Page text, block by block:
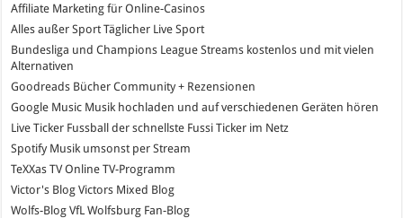
Affiliate Marketing für Online-Casinos
Alles außer SportTäglicher Live Sport
Bundesliga und Champions League Streams kostenlos und mit vielen
Alternativen
Goodreads Bücher Community + Rezensionen
Google Music Musik hochladen und auf verschiedenen Geräten hören
Live Ticker Fussball
der schnellste Fussi Ticker im Netz
SpotifyMusik umsonst per Stream
TeXXas TVOnline TV-Programm
Victor's Blog Victors Mixed Blog
Wolfs-Blog VfL Wolfsburg Fan-Blog